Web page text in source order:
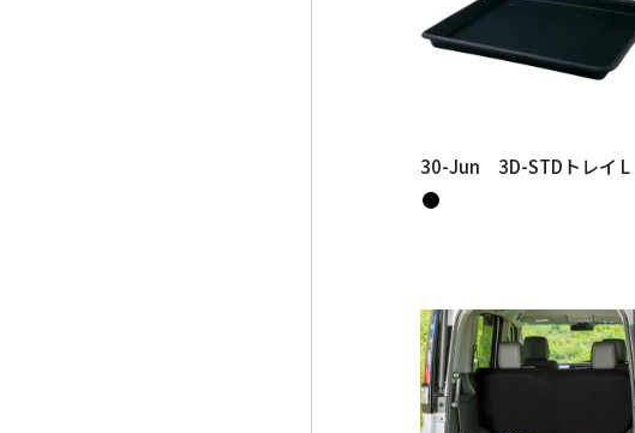
30-Jun 3D-STDトレイ L